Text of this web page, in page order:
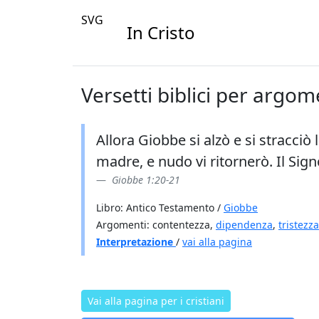
SVG
In Cristo
Versetti biblici per
Allora Giobbe si alzò e si
madre, e nudo vi ritornerò. Il
Giobbe 1:20-21
Libro: Antico Testamento / Giobbe
Argomenti: contentezza, dipendenza, tristezza
Interpretazione / vai alla pagina
Vai alla pagina per i cristiani